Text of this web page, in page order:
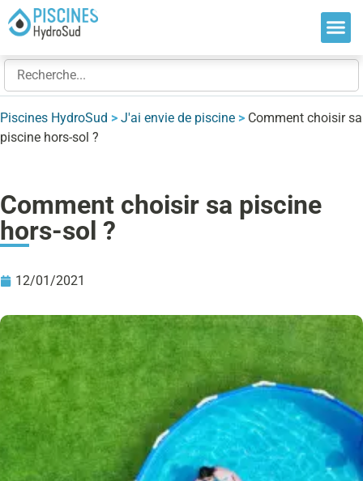
Piscines HydroSud > J'ai envie de piscine > Comment choisir sa
piscine hors-sol ?
Comment choisir sa piscine
hors-sol ?
12/01/2021